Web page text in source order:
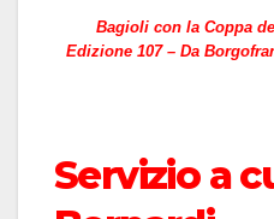
Bagioli con la Coppa
Edizione 107 – Da
Servizio a